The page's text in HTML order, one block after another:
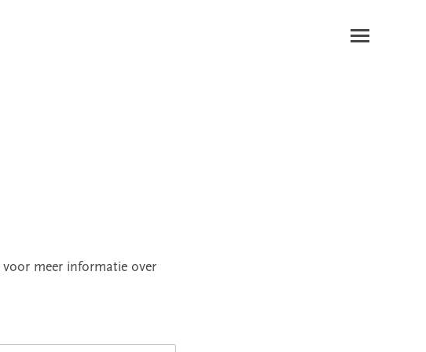
voor meer informatie over